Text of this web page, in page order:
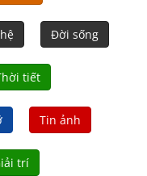
Đời sống
tiết
Tin ảnh
trí